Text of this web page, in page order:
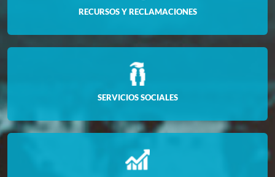
RECURSOS Y RECLAMACIONES
SERVICIOS SOCIALES